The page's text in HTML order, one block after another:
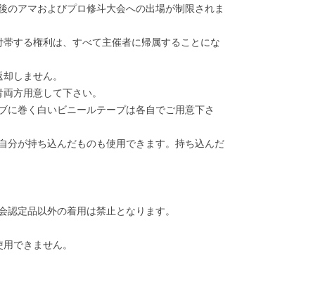
アマおよびプロ修斗大会への出場が制限されま
する権利は、すべて主催者に帰属することにな
しません。
方用意して下さい。
巻く白いビニールテープは各自でご用意下さ
分が持ち込んだものも使用できます。持ち込んだ
定品以外の着用は禁止となります。
できません。